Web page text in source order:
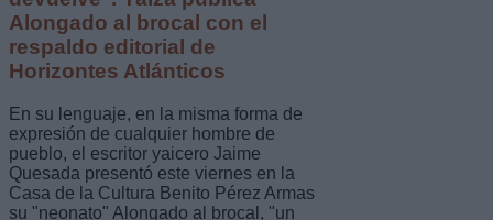
Alongado al brocal con el
respaldo editorial de
Horizontes Atlánticos
En su lenguaje, en la misma forma de
expresión de cualquier hombre de
pueblo, el escritor yaicero Jaime
Quesada presentó este viernes en la
Casa de la Cultura Benito Pérez Armas
su "neonato" Alongado al brocal, "un